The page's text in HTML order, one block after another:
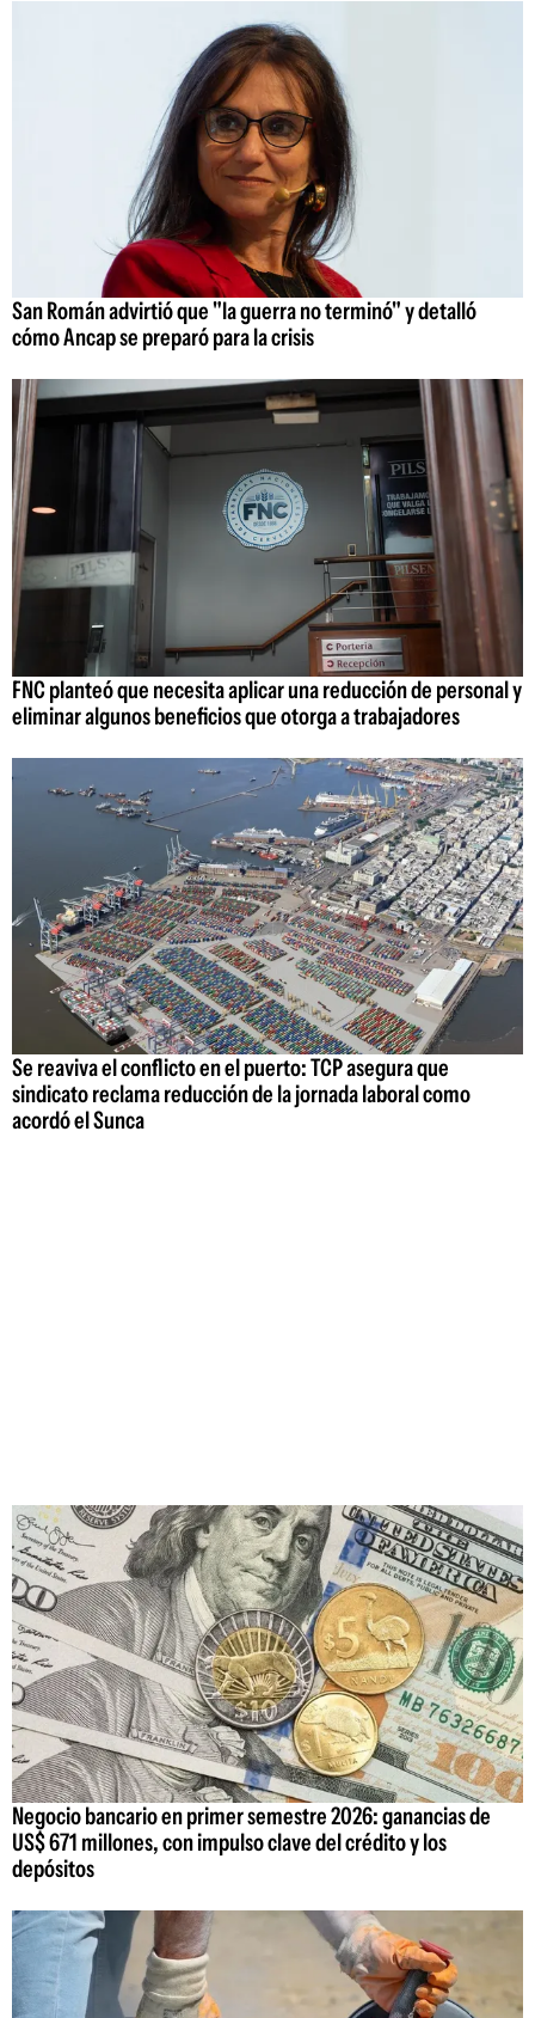
San Román advirtió que "la guerra no terminó" y detalló
cómo Ancap se preparó para la crisis
FNC planteó que necesita aplicar una reducción de personal y
eliminar algunos beneficios que otorga a trabajadores
Se reaviva el conflicto en el puerto: TCP asegura que
sindicato reclama reducción de la jornada laboral como
acordó el Sunca
Negocio bancario en primer semestre 2026: ganancias de
US$ 671 millones, con impulso clave del crédito y los
depósitos